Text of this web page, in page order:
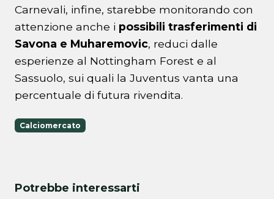
Carnevali, infine, starebbe monitorando con
attenzione anche i possibili trasferimenti di
Savona e Muharemovic, reduci dalle
esperienze al Nottingham Forest e al
Sassuolo, sui quali la Juventus vanta una
percentuale di futura rivendita.
Calciomercato
Potrebbe interessarti